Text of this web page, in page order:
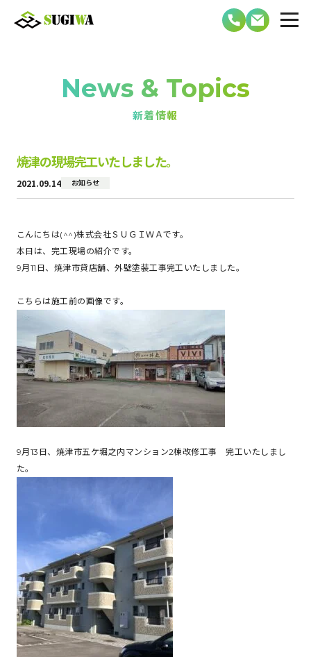
News & Topics
新着情報
焼津の現場完工いたしました。
2021.09.14 お知らせ
こんにちは(^^)株式会社ＳＵＧＩＷＡです。
本日は、完工現場の紹介です。
9月11日、焼津市貸店舗、外壁塗装工事完工いたしました。
こちらは施工前の画像です。
9月13日、焼津市五ケ堀之内マンション2棟改修工事 完工いたしまし
た。